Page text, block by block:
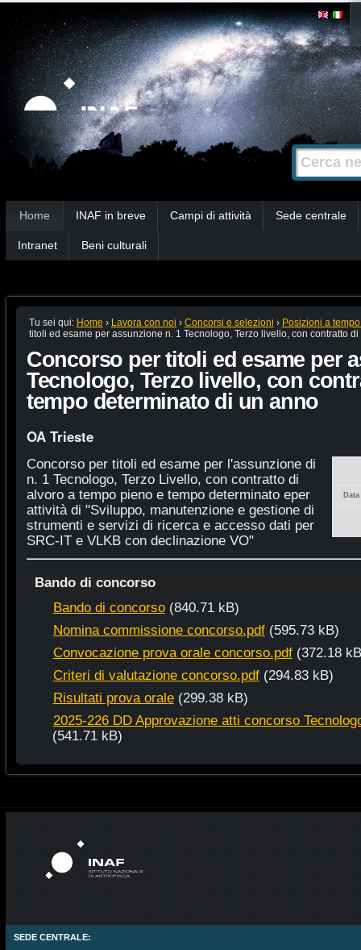
Strumenti
personali
Salta
contenuti.
|
Salta
alla
navigazione
Cerca nel
Ricerca
avanzata…
Home INAF in breve Campi di attività Sede centrale
Intranet Beni culturali
Tu sei qui: Home › Lavora con noi › Concorsi e selezioni › Posizioni a
titoli ed esame per assunzione n. 1 Tecnologo, Terzo livello, con contratto
Concorso per titoli ed esame per
Tecnologo, Terzo livello, con
tempo determinato di un anno
OA Trieste
Concorso per titoli ed esame per l'assunzione di
n. 1 Tecnologo, Terzo Livello, con contratto di
alvoro a tempo pieno e tempo determinato eper
attività di "Sviluppo, manutenzione e gestione di
strumenti e servizi di ricerca e accesso dati per
SRC-IT e VLKB con declinazione VO"
Bando di concorso
Bando di concorso (840.71 kB)
Nomina commissione concorso.pdf (595.73 kB)
Convocazione prova orale concorso.pdf (372.18
Criteri di valutazione concorso.pdf (294.83 kB)
Risultati prova orale (299.38 kB)
2025-226 DD Approvazione atti concorso
(541.71 kB)
SEDE CENTRALE: